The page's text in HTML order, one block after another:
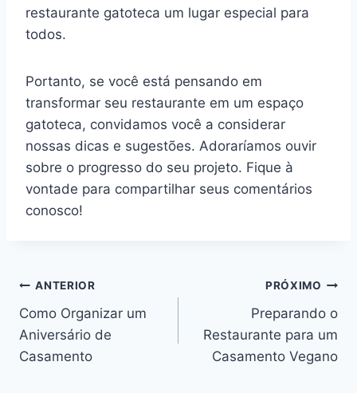
restaurante gatoteca um lugar especial para
todos.
Portanto, se você está pensando em
transformar seu restaurante em um espaço
gatoteca, convidamos você a considerar
nossas dicas e sugestões. Adoraríamos ouvir
sobre o progresso do seu projeto. Fique à
vontade para compartilhar seus comentários
conosco!
ANTERIOR
Como Organizar um
Aniversário de
Casamento
PRÓXIMO
Preparando o
Restaurante para um
Casamento Vegano